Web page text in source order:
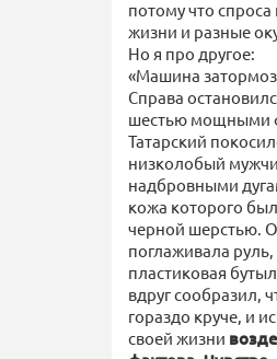
потому что
жизни и разные
Но я про другое:
«Машина
Справа
шестью мощными
Татарский
низколобый
надбровными
кожа которого
черной шерстью.
поглаживала
пластиковая
вдруг сообразил,
гораздо круче, и
своей жизни